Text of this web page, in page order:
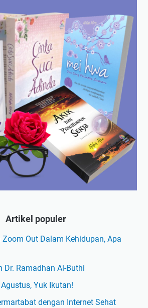
Artikel populer
Out Dalam Kehidupan, Apa
Dr. Ramadhan Al-Buthi
Yuk Ikutan!
dengan Internet Sehat